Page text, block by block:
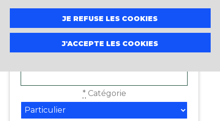
JE REFUSE LES COOKIES
J'ACCEPTE LES COOKIES
*Prénom
* Catégorie